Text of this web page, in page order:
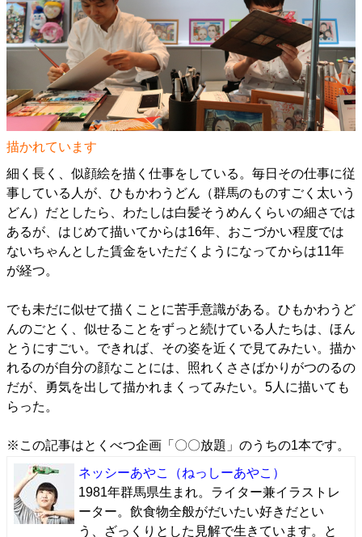
描かれています
細く長く、似顔絵を描く仕事をしている。毎日その仕事に従
事している人が、ひもかわうどん（群馬のものすごく太いう
どん）だとしたら、わたしは白髪そうめんくらいの細さでは
あるが、はじめて描いてからは16年、おこづかい程度では
ないちゃんとした賃金をいただくようになってからは11年
が経つ。
でも未だに似せて描くことに苦手意識がある。ひもかわうど
んのごとく、似せることをずっと続けている人たちは、ほん
とうにすごい。できれば、その姿を近くで見てみたい。描か
れるのが自分の顔なことには、照れくささばかりがつのるの
だが、勇気を出して描かれまくってみたい。5人に描いても
らった。
※この記事はとくべつ企画「〇〇放題」 のうちの1本です。
ネッシーあやこ
（ねっしーあやこ）
1981年群馬県生まれ。ライター兼イラストレ
ーター。飲食物全般がだいたい好きだとい
う、ざっくりとした見解で生きています。と